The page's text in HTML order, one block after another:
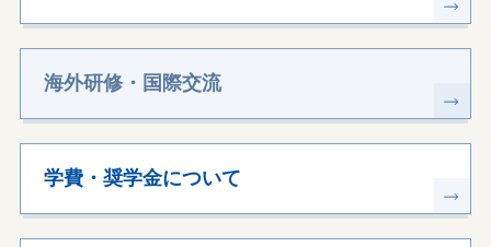
海外研修・国際交流
学費・奨学金について